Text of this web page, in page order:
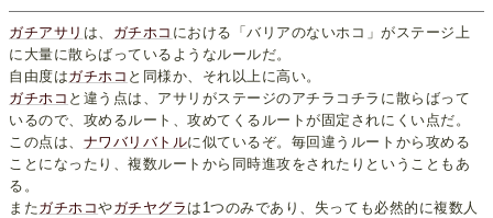
ガチアサリ は、 ガチホコ における「バリアのないホコ」がステージ上
に大量に散らばっているようなルールだ。
自由度はガチホコ と同様か、それ以上に高い。
ガチホコ と違う点は、アサリがステージのアチラコチラに散らばって
いるので、攻めるルート、攻めてくるルートが固定されにくい点だ。
この点は、 ナワバリバトルに似ているぞ。毎回違うルートから攻める
ことになったり、複数ルートから同時進攻をされたりということもあ
る。
またガチホコやガチヤグラ は1つのみであり、失っても必然的に複数人